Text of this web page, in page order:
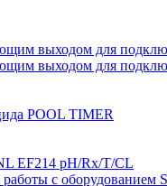
выходом для
выходом для
POOL TIMER
EF214 pH/Rx/T/CL
с оборудованием